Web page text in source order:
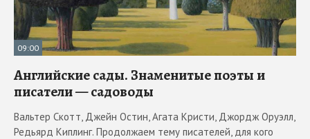
09:00
Английские сады. Знаменитые поэты и
писатели — садоводы
Вальтер Скотт, Джейн Остин, Агата Кристи, Джордж Оруэлл,
Редьярд Киплинг. Продолжаем тему писателей, для кого